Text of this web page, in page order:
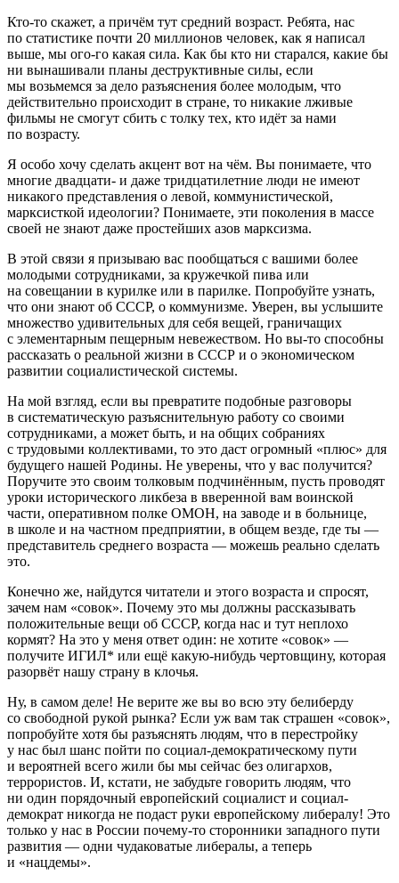
Кто-то скажет, а причём тут средний возраст. Ребята, нас
по статистике почти 20 миллионов человек, как я написал
выше, мы ого-го какая сила. Как бы кто ни старался, какие бы
ни вынашивали планы деструктивные силы, если
мы возьмемся за дело разъяснения более молодым, что
действительно происходит в стране, то никакие лживые
фильмы не смогут сбить с толку тех, кто идёт за нами
по возрасту.
Я особо хочу сделать акцент вот на чём. Вы понимаете, что
многие двадцати- и даже тридцатилетние люди не имеют
никакого представления о левой, коммунистической,
марксисткой идеологии? Понимаете, эти поколения в массе
своей не знают даже простейших азов марксизма.
В этой связи я призываю вас пообщаться с вашими более
молодыми сотрудниками, за кружечкой пива или
на совещании в курилке или в парилке. Попробуйте узнать,
что они знают об СССР, о коммунизме. Уверен, вы услышите
множество удивительных для себя вещей, граничащих
с элементарным пещерным невежеством. Но вы-то способны
рассказать о реальной жизни в СССР и о экономическом
развитии социалистической системы.
На мой взгляд, если вы превратите подобные разговоры
в систематическую разъяснительную работу со своими
сотрудниками, а может быть, и на общих собраниях
с трудовыми коллективами, то это даст огромный «плюс» для
будущего нашей Родины. Не уверены, что у вас получится?
Поручите это своим толковым подчинённым, пусть проводят
уроки исторического ликбеза в вверенной вам воинской
части, оперативном полке ОМОН, на заводе и в больнице,
в школе и на частном предприятии, в общем везде, где ты —
представитель среднего возраста — можешь реально сделать
это.
Конечно же, найдутся читатели и этого возраста и спросят,
зачем нам «совок». Почему это мы должны рассказывать
положительные вещи об СССР, когда нас и тут неплохо
кормят? На это у меня ответ один: не хотите «совок» —
получите ИГИЛ* или ещё какую-нибудь чертовщину, которая
разорвёт нашу страну в клочья.
Ну, в самом деле! Не верите же вы во всю эту белиберду
со свободной рукой рынка? Если уж вам так страшен «совок»,
попробуйте хотя бы разъяснять людям, что в перестройку
у нас был шанс пойти по социал-демократическому пути
и вероятней всего жили бы мы сейчас без олигархов,
террористов. И, кстати, не забудьте говорить людям, что
ни один порядочный европейский социалист и социал-
демократ никогда не подаст руки европейскому либералу! Это
только у нас в России почему-то сторонники западного пути
развития — одни чудаковатые либералы, а теперь
и «нацдемы».